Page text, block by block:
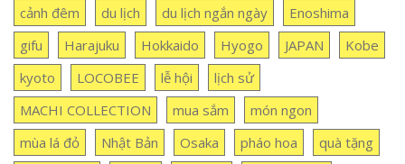
cảnh đêm
du lịch du lịch ngắn ngày
Enoshima
gifu
Harajuku Hokkaido Hyogo JAPAN
Kobe
kyoto
LOCOBEE lễ hội
lịch sử
MACHI COLLECTION
mua sắm
món ngon
mùa lá đỏ
Nhật Bản Osaka pháo hoa
quà tặng